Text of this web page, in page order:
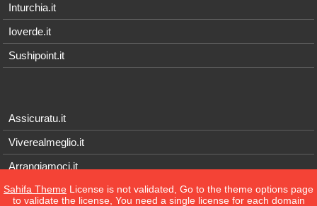
Inturchia.it
Ioverde.it
Sushipoint.it
Assicuratu.it
Viverealmeglio.it
Arrangiamoci.it
Tecnichef.it
Sahifa Theme License is not validated, Go to the theme options page
to validate the license, You need a single license for each domain